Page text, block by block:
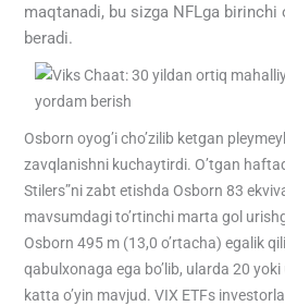
maqtanadi, bu sizga NFLga birinchi
beradi.
Osborn oyog’i cho’zilib ketgan
zavqlanishni kuchaytirdi. O’tgan
Stilers”ni zabt etishda Osborn 83
mavsumdagi to’rtinchi marta gol
Osborn 495 m (13,0 o’rtacha) egalik
qabulxonaga ega bo’lib, ularda 20
katta o’yin mavjud. VIX ETFs